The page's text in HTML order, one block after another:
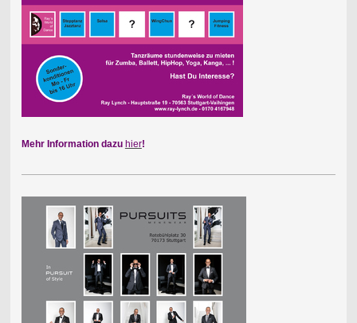
Mehr Information dazu hier!